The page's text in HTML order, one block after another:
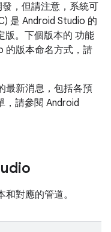
，但請注意，系統可
是 Android Studio 的
版。下個版本的 功能
的版本命名方式，請
最新消息，包括各預
，請參閱 Android
對應的管道。